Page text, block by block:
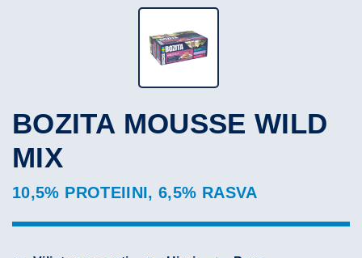
BOZITA MOUSSE WILD
MIX
10,5% PROTEIINI, 6,5% RASVA